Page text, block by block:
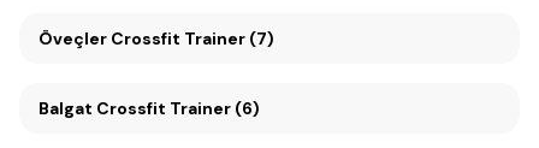
Öveçler Crossfit Trainer (7)
Balgat Crossfit Trainer (6)